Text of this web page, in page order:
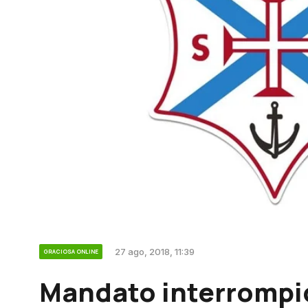
GRACIOSA ONLINE 27 ago, 2018, 11:39
Mandato